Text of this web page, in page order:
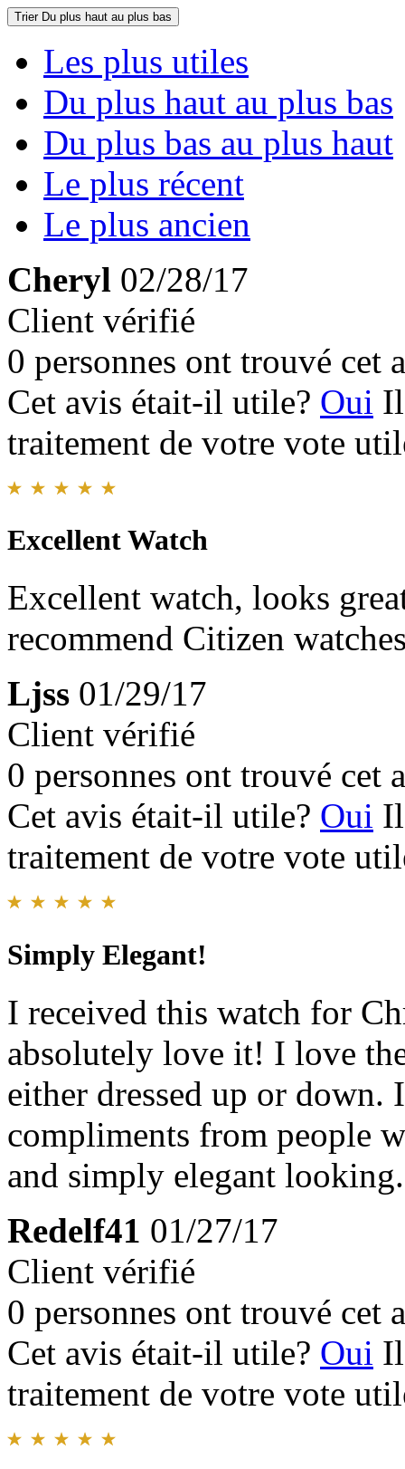
Trier Du plus haut au plus bas
Les plus utiles
Du plus haut au plus bas
Du plus bas au plus haut
Le plus récent
Le plus ancien
Cheryl 02/28/17
Client vérifié
0 personnes ont trouvé cet
Cet avis était-il utile? Oui
traitement de votre vote
Excellent Watch
Excellent watch, looks
recommend Citizen
Ljss 01/29/17
Client vérifié
0 personnes ont trouvé cet
Cet avis était-il utile? Oui
traitement de votre vote
Simply Elegant!
I received this watch for
absolutely love it! I love
either dressed up or down.
compliments from people
and simply elegant looking.
Redelf41 01/27/17
Client vérifié
0 personnes ont trouvé cet
Cet avis était-il utile? Oui
traitement de votre vote